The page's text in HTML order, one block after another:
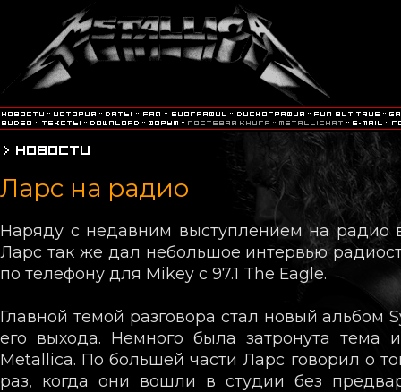
Ларс на радио
Наряду с недавним выступлением на радио
Ларс так же дал небольшое интервью
по телефону для Mikey с 97.1 The Eagle.
Главной темой разговора стал новый альбом
его выхода. Немного была затронута тема
Metallica. По большей части Ларс говорил о
раз, когда они вошли в студии без